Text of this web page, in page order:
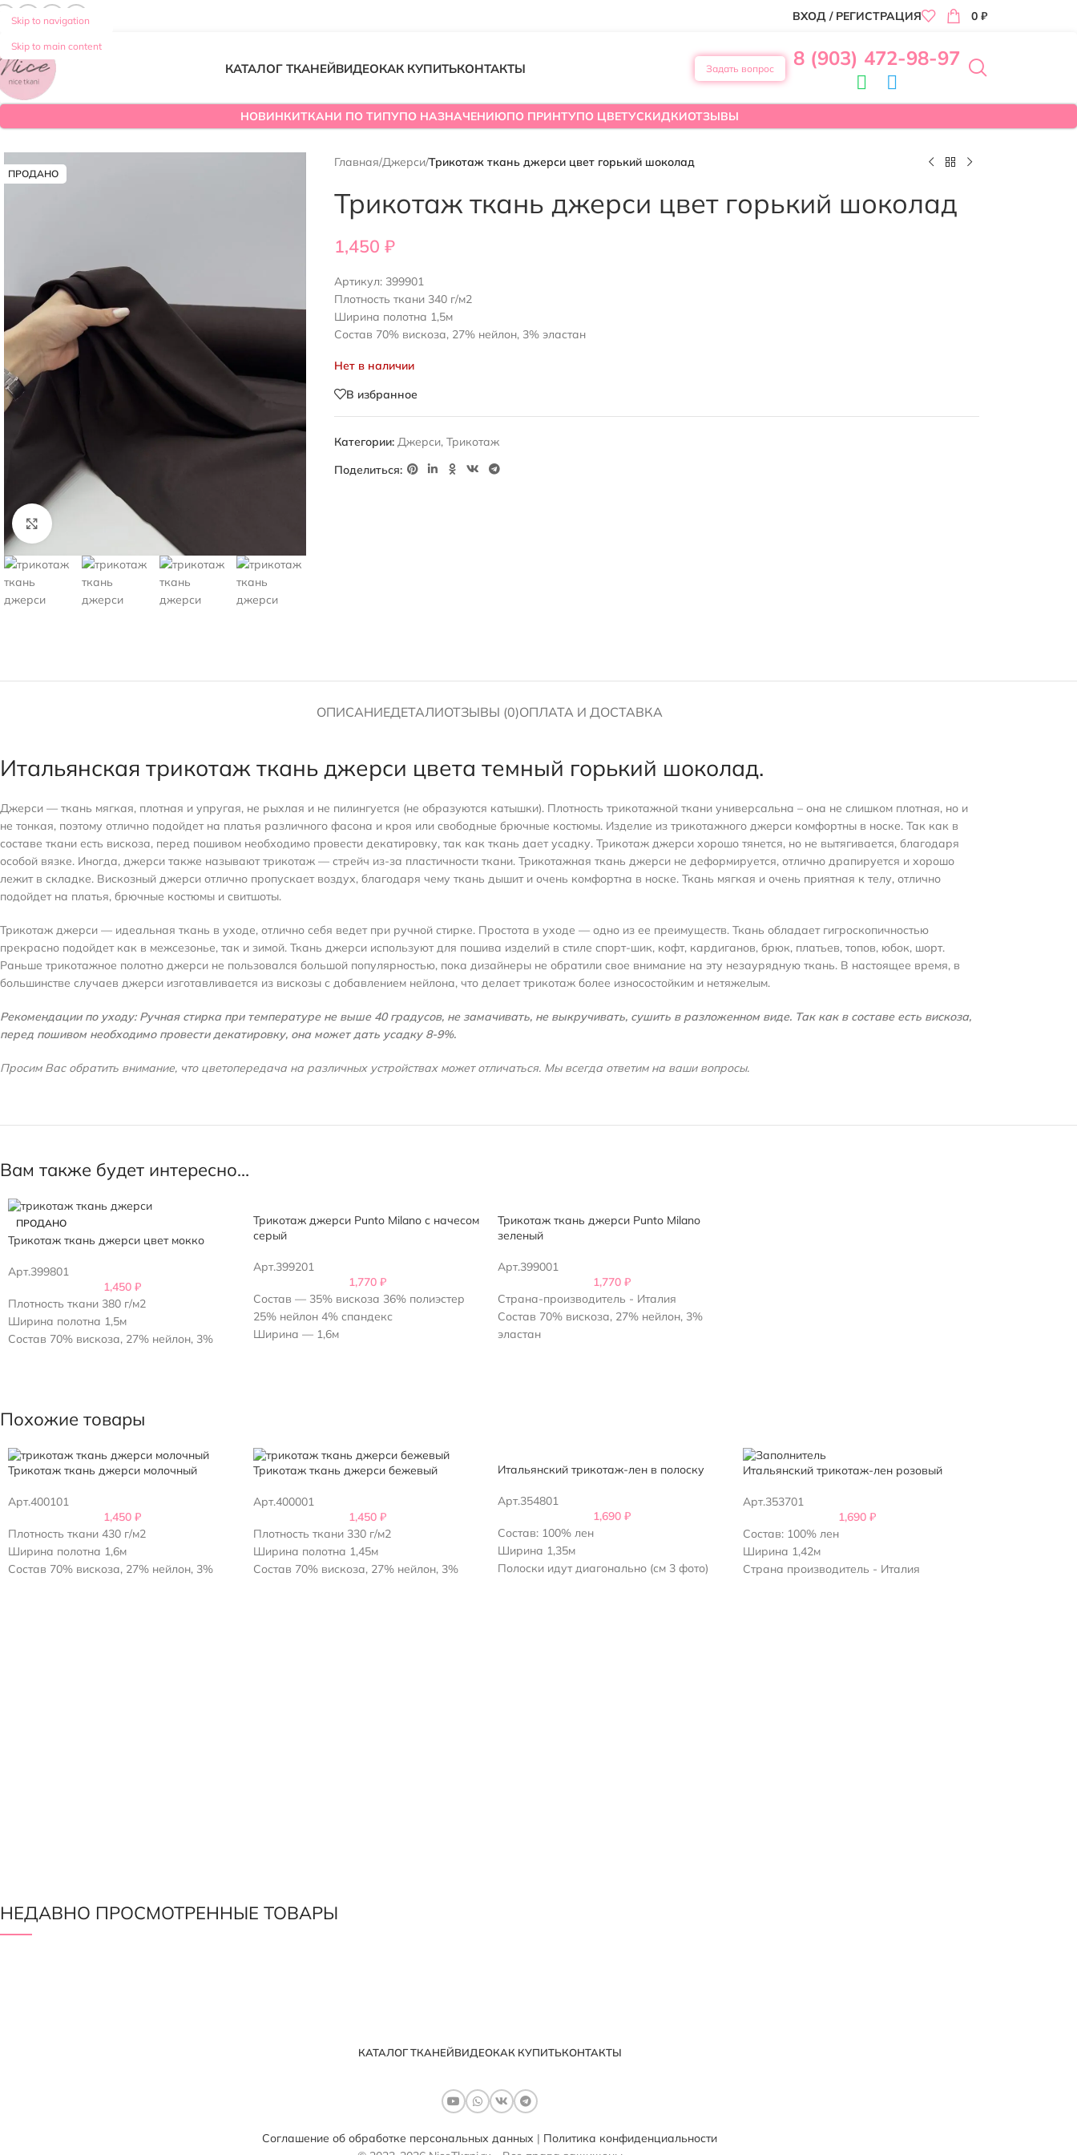
Skip to navigation
Skip to main content
ВХОД / РЕГИСТРАЦИЯ 0 ₽
КАТАЛОГ ТКАНЕЙВИДЕОКАК КУПИТЬКОНТАКТЫ Задать вопрос 8 (903) 472-98-97
НОВИНКИТКАНИ ПО ТИПУПО НАЗНАЧЕНИЮПО ПРИНТУПО ЦВЕТУСКИДКИОТЗЫВЫ
ПРОДАНО
Нажмите, чтобы увеличить
Главная/Джерси/Трикотаж ткань джерси цвет горький шоколад
Трикотаж ткань джерси цвет горький шоколад
1,450₽
Артикул: 399901
Плотность ткани 340 г/м2
Ширина полотна 1,5м
Состав 70% вискоза, 27% нейлон, 3% эластан
Нет в наличии
В избранное
Категории: Джерси, Трикотаж
Поделиться:
ОПИСАНИЕДЕТАЛИОТЗЫВЫ (0)ОПЛАТА И ДОСТАВКА
Итальянская трикотаж ткань джерси цвета темный горький шоколад.
Джерси — ткань мягкая, плотная и упругая, не рыхлая и не пилингуется (не образуются катышки). Плотность трикотажной ткани универсальна – она не слишком плотная, но и
не тонкая, поэтому отлично подойдет на платья различного фасона и кроя или свободные брючные костюмы. Изделие из трикотажного джерси комфортны в носке. Так как в
составе ткани есть вискоза, перед пошивом необходимо провести декатировку, так как ткань дает усадку. Трикотаж джерси хорошо тянется, но не вытягивается, благодаря
особой вязке. Иногда, джерси также называют трикотаж — стрейч из-за пластичности ткани. Трикотажная ткань джерси не деформируется, отлично драпируется и хорошо
лежит в складке. Вискозный джерси отлично пропускает воздух, благодаря чему ткань дышит и очень комфортна в носке. Ткань мягкая и очень приятная к телу, отлично
подойдет на платья, брючные костюмы и свитшоты.
Трикотаж джерси — идеальная ткань в уходе, отлично себя ведет при ручной стирке. Простота в уходе — одно из ее преимуществ. Ткань обладает гигроскопичностью
прекрасно подойдет как в межсезонье, так и зимой. Ткань джерси используют для пошива изделий в стиле спорт-шик, кофт, кардиганов, брюк, платьев, топов, юбок, шорт.
Раньше трикотажное полотно джерси не пользовался большой популярностью, пока дизайнеры не обратили свое внимание на эту незаурядную ткань. В настоящее время, в
большинстве случаев джерси изготавливается из вискозы с добавлением нейлона, что делает трикотаж более износостойким и нетяжелым.
Рекомендации по уходу: Ручная стирка при температуре не выше 40 градусов, не замачивать, не выкручивать, сушить в разложенном виде. Так как в составе есть вискоза,
перед пошивом необходимо провести декатировку, она может дать усадку 8-9%.
Просим Вас обратить внимание, что цветопередача на различных устройствах может отличаться. Мы всегда ответим на ваши вопросы.
Вам также будет интересно…
ПРОДАНО
Трикотаж ткань джерси цвет мокко
Арт.399801
1,450₽
Плотность ткани 380 г/м2
Ширина полотна 1,5м
Состав 70% вискоза, 27% нейлон, 3%
Трикотаж джерси Punto Milano с начесом
серый
Арт.399201
1,770 ₽
Состав — 35% вискоза 36% полиэстер
25% нейлон 4% спандекс
Ширина — 1,6м
Трикотаж ткань джерси Punto Milano
зеленый
Арт.399001
1,770₽
Страна-производитель - Италия
Состав 70% вискоза, 27% нейлон, 3%
эластан
Похожие товары
Трикотаж ткань джерси молочный
Арт.400101
1,450₽
Плотность ткани 430 г/м2
Ширина полотна 1,6м
Состав 70% вискоза, 27% нейлон, 3%
Трикотаж ткань джерси бежевый
Арт.400001
1,450 ₽
Плотность ткани 330 г/м2
Ширина полотна 1,45м
Состав 70% вискоза, 27% нейлон, 3%
Итальянский трикотаж-лен в полоску
Арт.354801
1,690₽
Состав: 100% лен
Ширина 1,35м
Полоски идут диагонально (см 3 фото)
Итальянский трикотаж-лен розовый
Арт.353701
1,690 ₽
Состав: 100% лен
Ширина 1,42м
Страна производитель - Италия
НЕДАВНО ПРОСМОТРЕННЫЕ ТОВАРЫ
КАТАЛОГ ТКАНЕЙВИДЕОКАК КУПИТЬКОНТАКТЫ
Соглашение об обработке персональных данных | Политика конфиденциальности